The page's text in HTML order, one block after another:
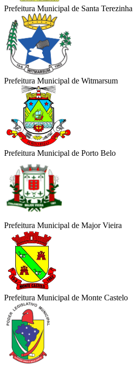
Prefeitura Municipal de Santa Terezinha
Prefeitura Municipal de Witmarsum
Prefeitura Municipal de Porto Belo
Prefeitura Municipal de Major Vieira
Prefeitura Municipal de Monte Castelo